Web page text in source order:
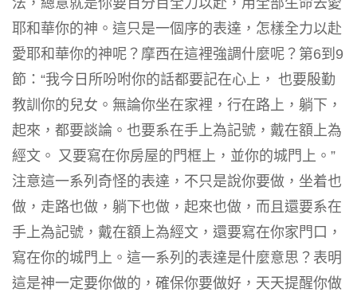
法，總意就是你要百分百全力以赴，用全部生命去愛
耶和華你的神。這只是一個序的表達，怎樣全力以赴
愛耶和華你的神呢？摩西在這裡強調什麼呢？第6到9
節：“我今日所吩咐你的話都要記在心上， 也要殷勤
教訓你的兒女。無論你坐在家裡，行在路上，躺下，
起來，都要談論。也要系在手上為記號，戴在額上為
經文。 又要寫在你房屋的門框上，並你的城門上。”
注意這一系列奇怪的表達，不只是說你要做，坐着也
做，走路也做，躺下也做，起來也做，而且還要系在
手上為記號，戴在額上為經文，還要寫在你家門口，
寫在你的城門上。這一系列的表達是什麼意思？表明
這是神一定要你做的，確保你要做好，天天提醒你做